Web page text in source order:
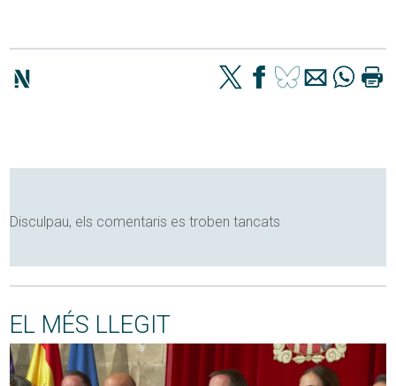
Disculpau, els comentaris es troben tancats
EL MÉS LLEGIT